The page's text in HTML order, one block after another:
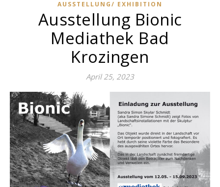
AUSSTELLUNG/ EXHIBITION
Ausstellung Bionic
Mediathek Bad
Krozingen
April 25, 2023